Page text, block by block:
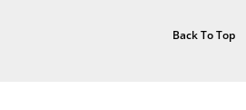
Back To Top